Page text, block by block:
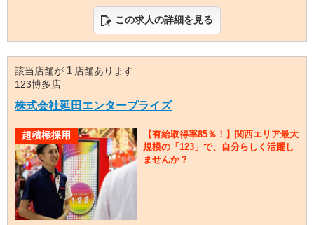
この求人の詳細を見る
該当店舗が 1 店舗あります
123博多店
株式会社延田エンタープライズ
超積極採用
【有給取得率85％！】関西エリア最大
規模の「123」で、自分らしく活躍し
ませんか？